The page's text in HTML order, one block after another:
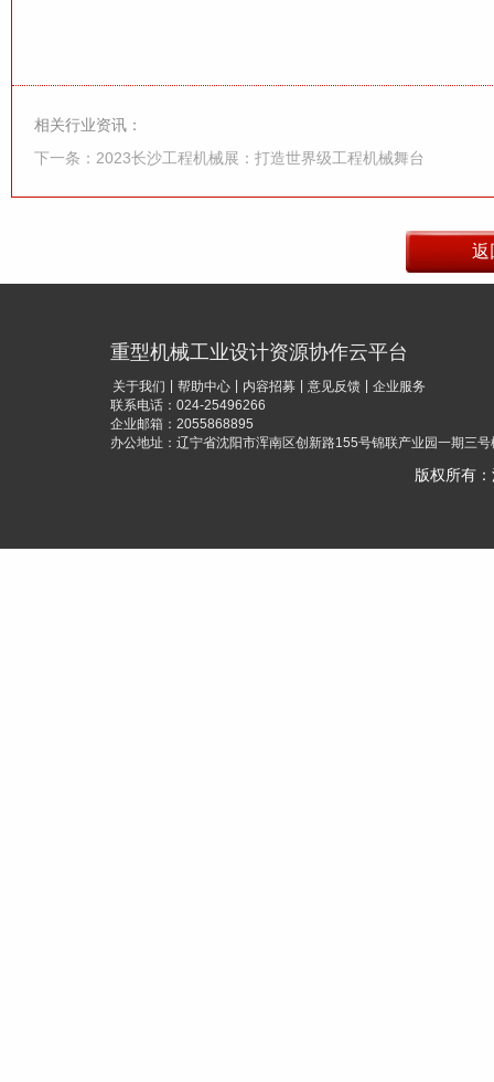
相关行业资讯：
下一条：2023长沙工程机械展：打造世界级工程机械舞台
重型机械工业设计资源协作云平台
关于我们 帮助中心 内容招募 意见反馈
企业服务
联系电话：024-25496266
企业邮箱：2055868895
办公地址：辽宁省沈阳市浑南区创新路155号锦联产业园一期三
版权所有